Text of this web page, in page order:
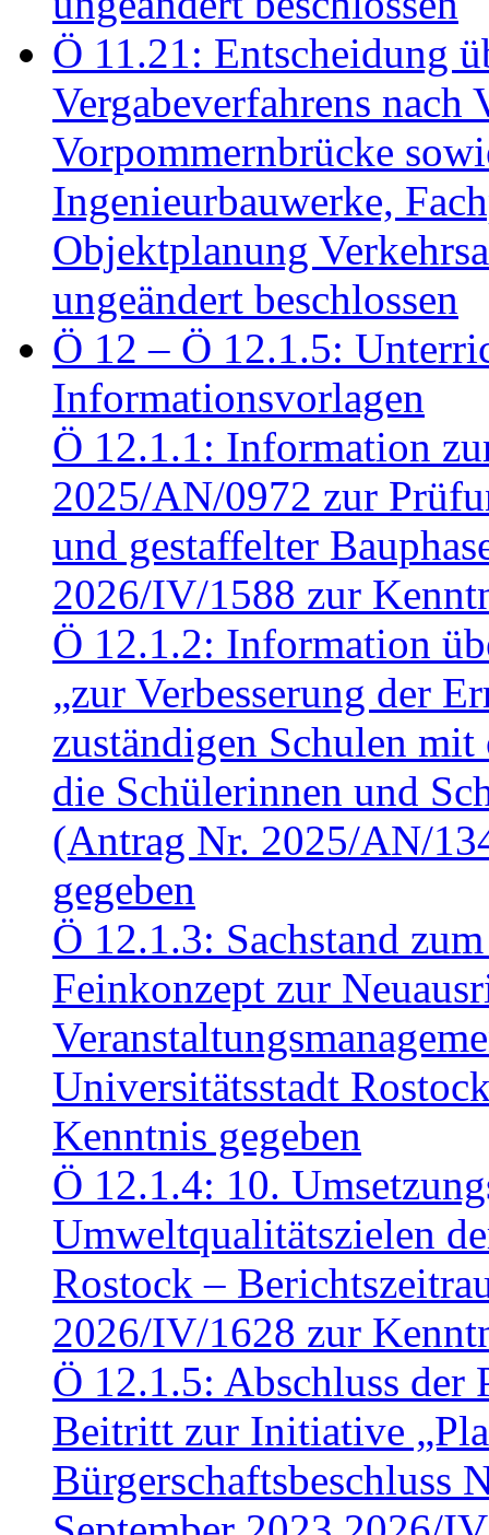
Ö 11.21: Entscheidung
Vergabeverfahrens
Vorpommernbrücke
Ingenieurbauwerke,
Objektplanung
ungeändert beschlossen
Ö 12 – Ö 12.1.5:
Informationsvorlagen
Ö 12.1.1: Information
2025/AN/0972 zur
und gestaffelter
2026/IV/1588 zur
Ö 12.1.2: Information
„zur Verbesserung der
zuständigen Schulen
die Schülerinnen und
(Antrag Nr. 2025/AN/
gegeben
Ö 12.1.3: Sachstand
Feinkonzept zur
Universitätsstadt
Kenntnis gegeben
Ö 12.1.4: 10.
Umweltqualitätszielen
Rostock –
2026/IV/1628 zur
Ö 12.1.5: Abschluss der
Beitritt zur Initiative
Bürgerschaftsbeschluss